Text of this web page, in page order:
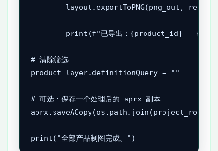
layout.exportToPNG(png_out,
print(f"已导出：{product_id} -
# 清除筛选
product_layer.definitionQuery = ""
# 可选：保存一个处理后的 aprx 副本